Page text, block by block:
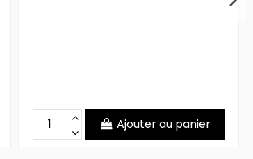
Ajouter au panier